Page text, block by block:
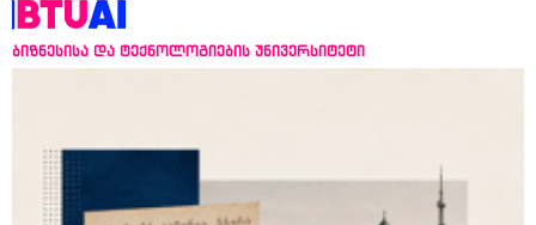
ბიზნესისა და ტექნოლოგიების უნივერსიტეტი